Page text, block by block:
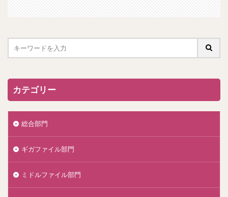
カテゴリー
総合部門
ギガファイル部門
ミドルファイル部門